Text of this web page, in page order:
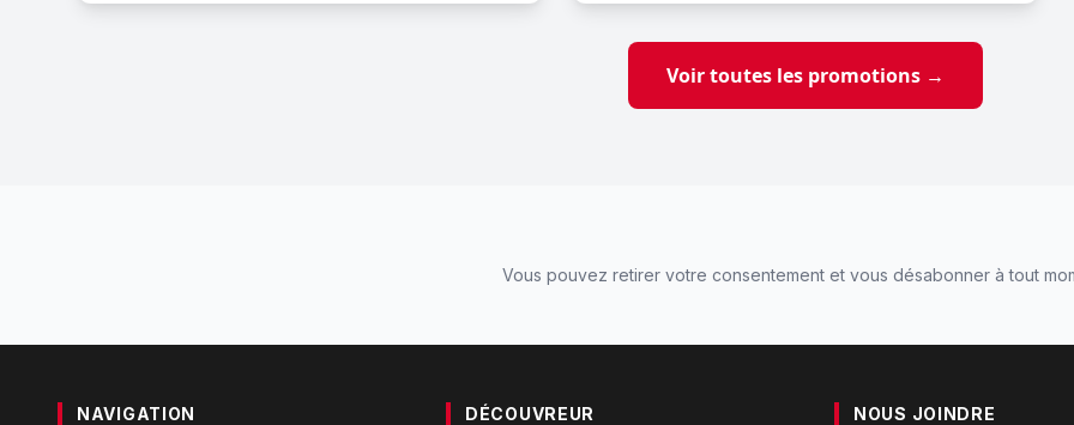
Voir toutes les promotions →
Vous pouvez retirer votre consentement et vous désabonner à tout
NAVIGATION DÉCOUVREUR NOUS JOINDRE